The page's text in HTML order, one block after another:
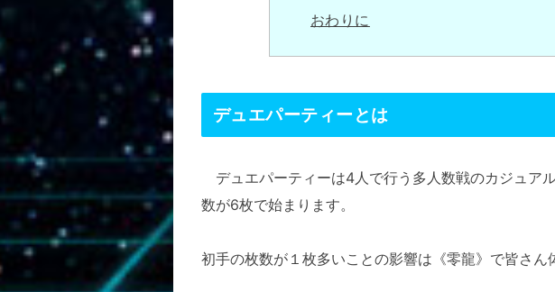
おわりに
デュエパーティーとは
デュエパーティーは4人で行う多人数戦のカジュア
数が6枚で始まります。
初手の枚数が１枚多いことの影響は《零龍》で皆さん